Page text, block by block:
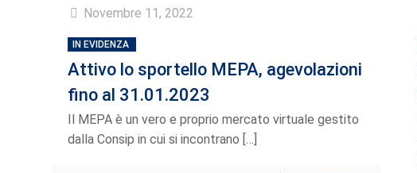
Novembre 11, 2022
IN EVIDENZA
Attivo lo sportello MEPA, agevolazioni
fino al 31.01.2023
Il MEPA è un vero e proprio mercato virtuale gestito
dalla Consip in cui si incontrano […]